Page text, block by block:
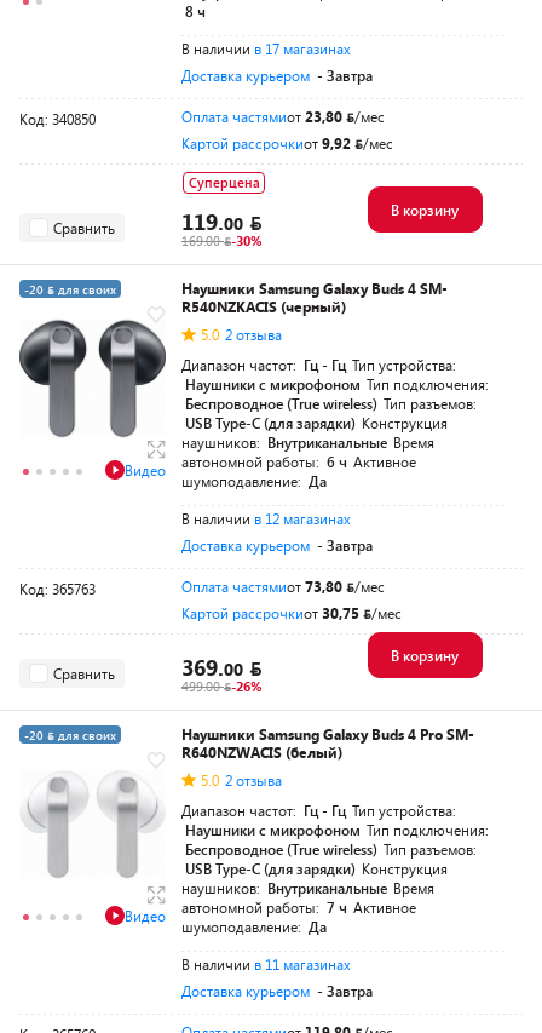
8 ч
В наличии в 17 магазинах
Доставка курьером - Завтра
Код: 340850 Оплата частямиот23,80
/мес
Картой рассрочкиот9,92 /мес
Сравнить
Суперцена
119.00
169.00 -30%
В корзину
-20
для своих
Частями на 5 мес.
Видео
Наушники Samsung Galaxy Buds 4 SM-
R540NZKACIS (черный)
5.0 2 отзыва
Диапазон частот: Гц - Гц Тип устройства:
Наушники с микрофоном Тип подключения:
Беспроводное (True wireless) Тип разъемов:
USB Type-C (для зарядки) Конструкция
наушников: Внутриканальные Время
автономной работы: 6 ч Активное
шумоподавление: Да
В наличии в 12 магазинах
Доставка курьером - Завтра
Код: 365763 Оплата частямиот73,80
/мес
Картой рассрочкиот30,75 /мес
Сравнить 369.00
499.00 -26%
В корзину
-20
для своих
Видео
Наушники Samsung Galaxy Buds 4 Pro SM-
R640NZWACIS (белый)
5.0 2 отзыва
Диапазон частот: Гц - Гц Тип устройства:
Наушники с микрофоном Тип подключения:
Беспроводное (True wireless) Тип разъемов:
USB Type-C (для зарядки) Конструкция
наушников: Внутриканальные Время
автономной работы: 7 ч Активное
шумоподавление: Да
В наличии в 11 магазинах
Доставка курьером - Завтра